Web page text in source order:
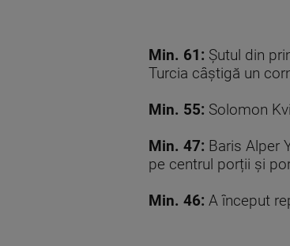
Min. 61: Şutul din
Turcia câştigă un
Min. 55: Solomon
Min. 47: Baris Alper
pe centrul porții și
Min. 46: A început